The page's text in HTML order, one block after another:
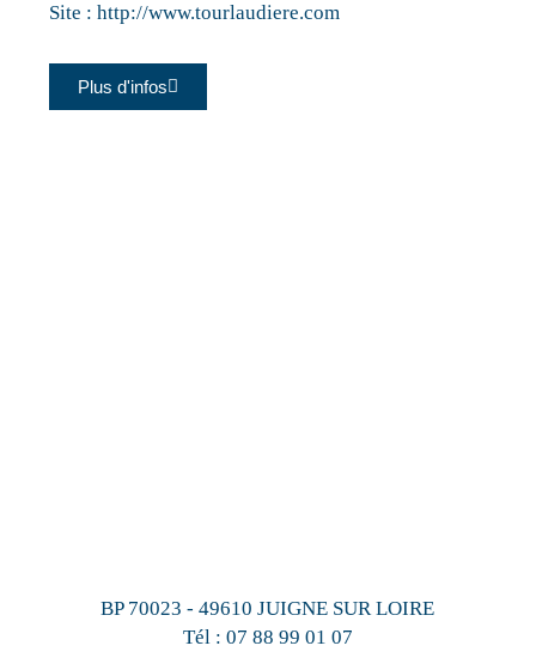
Site :http://www.tourlaudiere.com
Plus d'infos
BP 70023 - 49610 JUIGNE SUR LOIRE
Tél : 07 88 99 01 07